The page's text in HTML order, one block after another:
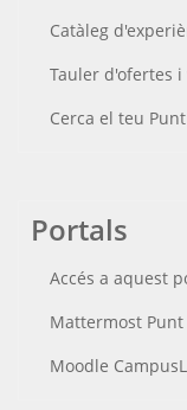
Catàleg
Tauler d'ofertes
Cerca el teu Punt
Portals
Accés a aquest
Mattermost Punt
Moodle